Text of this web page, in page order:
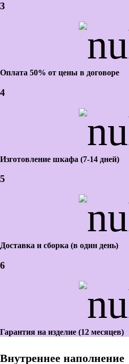
3
Оплата 50% от цены в договоре
4
Изготовление шкафа (7-14 дней)
5
Доставка и сборка (в один день)
6
Гарантия на изделие (12 месяцев)
Внутреннее наполнение